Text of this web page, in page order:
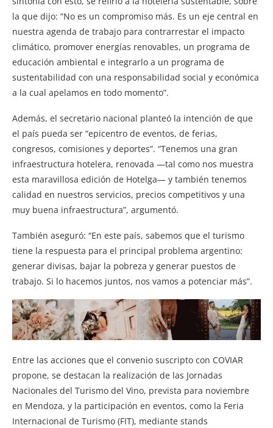
la que dijo: “No es un compromiso más. Es un eje central en
nuestra agenda de trabajo para contrarrestar el impacto
climático, promover energías renovables, un programa de
educación ambiental e integrarlo a un programa de
sustentabilidad con una responsabilidad social y económica
a la cual apelamos en todo momento”.
Además, el secretario nacional planteó la intención de que
el país pueda ser “epicentro de eventos, de ferias,
congresos, comisiones y deportes”. “Tenemos una gran
infraestructura hotelera, renovada —tal como nos muestra
esta maravillosa edición de Hotelga— y también tenemos
calidad en nuestros servicios, precios competitivos y una
muy buena infraestructura”, argumentó.
También aseguró: “En este país, sabemos que el turismo
tiene la respuesta para el principal problema argentino:
generar divisas, bajar la pobreza y generar puestos de
trabajo. Si lo hacemos juntos, nos vamos a potenciar más”.
Entre las acciones que el convenio suscripto con COVIAR
propone, se destacan la realización de las Jornadas
Nacionales del Turismo del Vino, prevista para noviembre
en Mendoza, y la participación en eventos, como la Feria
Internacional de Turismo (FIT), mediante stands